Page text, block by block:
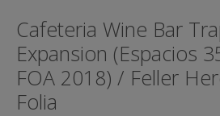
Cafeteria Wine Bar
Expansion (Espacios
FOA 2018) / Feller
Folia